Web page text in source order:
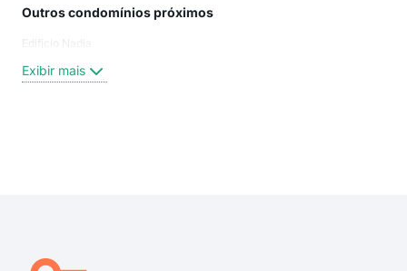
Outros condomínios próximos
Edificio Nadia
Exibir mais